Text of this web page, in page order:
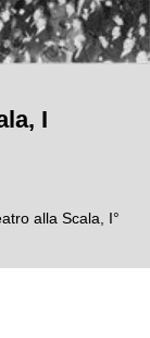
I
alla Scala, I°